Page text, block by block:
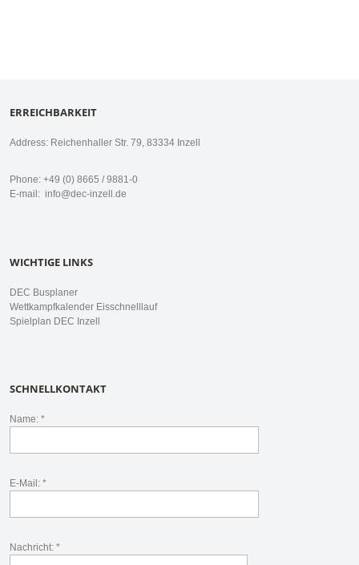
ERREICHBARKEIT
Address: Reichenhaller Str. 79, 83334 Inzell
Phone: +49 (0) 8665 / 9881-0
E-mail: info@dec-inzell.de
WICHTIGE LINKS
DEC Busplaner
Wettkampfkalender Eisschnelllauf
Spielplan DEC Inzell
SCHNELLKONTAKT
Name: *
E-Mail: *
Nachricht: *